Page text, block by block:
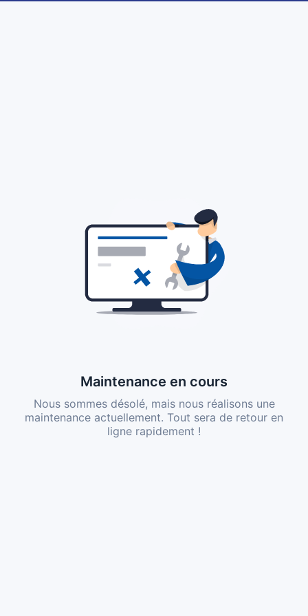
Maintenance en cours
Nous sommes désolé, mais nous réalisons une
maintenance actuellement. Tout sera de retour en
ligne rapidement !